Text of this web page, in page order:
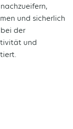
und sicherlich
der
und